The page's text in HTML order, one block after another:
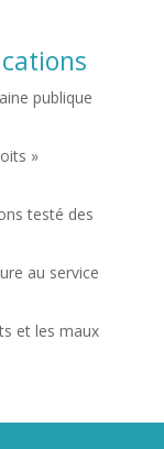
publique
»
testé des
au service
et les maux